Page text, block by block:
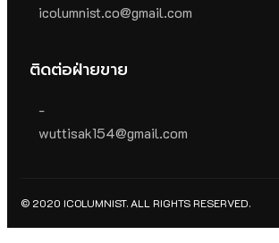
icolumnist.co@gmail.com
ติดต่อฝ่ายขาย
-
wuttisak154@gmail.com
© 2020 ICOLUMNIST. ALL RIGHTS RESERVED.